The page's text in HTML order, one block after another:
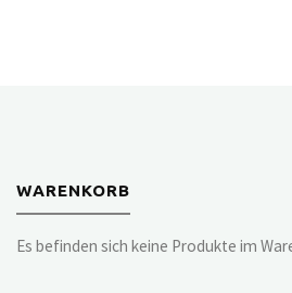
WARENKORB
Es befinden sich keine Produkte im